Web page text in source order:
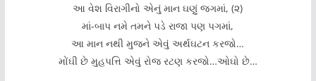
આ વેશ વિરાગીનો એનું માન ઘણું જગમાં, (૨)
માં-બાપ નમે તમને પડે રાજા પણ પગમાં,
આ માન નથી મુજને એવું અર્થઘટન કરજો…
મોંઘી છે મુહપત્તિ એવું રોજ રટણ કરજો…ઓઘો છે…